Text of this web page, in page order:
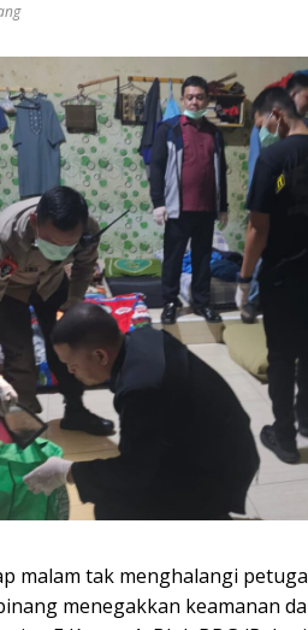
malam tak menghalangi
menegakkan keamanan